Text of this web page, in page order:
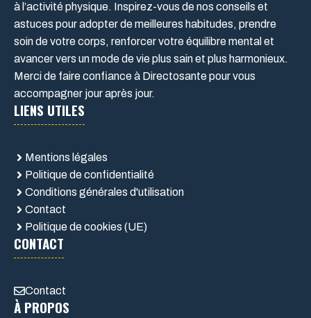
à l’activité physique. Inspirez-vous de nos conseils et
astuces pour adopter de meilleures habitudes, prendre
soin de votre corps, renforcer votre équilibre mental et
avancer vers un mode de vie plus sain et plus harmonieux.
Merci de faire confiance à Directosante pour vous
accompagner jour après jour.
LIENS UTILES
Mentions légales
Politique de confidentialité
Conditions générales d'utilisation
Contact
Politique de cookies (UE)
CONTACT
Contact
À PROPOS